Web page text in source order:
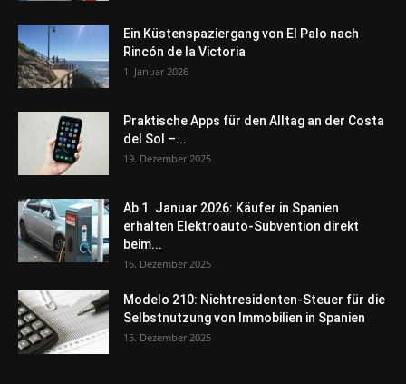
Ein Küstenspaziergang von El Palo nach
Rincón de la Victoria
1. Januar 2026
Praktische Apps für den Alltag an der Costa
del Sol –...
19. Dezember 2025
Ab 1. Januar 2026: Käufer in Spanien
erhalten Elektroauto-Subvention direkt
beim...
16. Dezember 2025
Modelo 210: Nichtresidenten-Steuer für die
Selbstnutzung von Immobilien in Spanien
15. Dezember 2025